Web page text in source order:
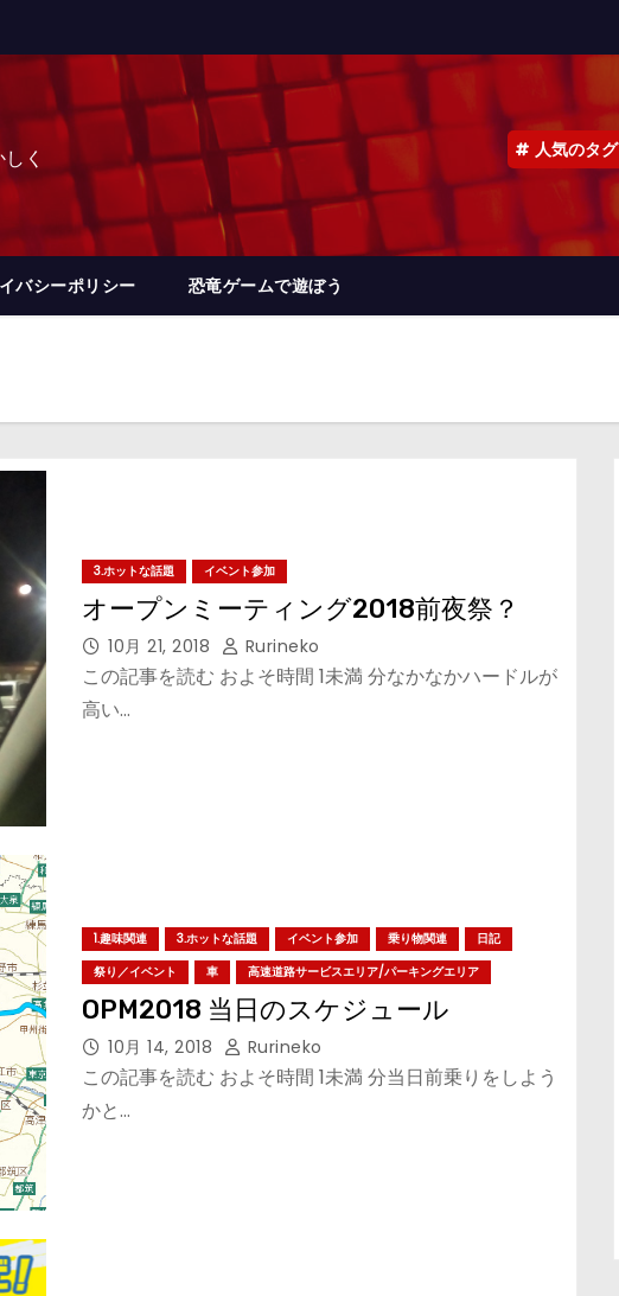
く
人気のタグ
バシーポリシー 恐竜ゲームで遊ぼう
3.ホットな話題 イベント参加
オープンミーティング2018前夜祭？
10月 21, 2018 Rurineko
この記事を読む およそ時間 1未満 分なかなかハードルが
高い…
1.趣味関連 3.ホットな話題 イベント参加 乗り物関連
日記
祭り／イベント
車 高速道路サービスエリア/パーキングエリア
OPM2018 当日のスケジュール
10月 14, 2018 Rurineko
この記事を読む およそ時間 1未満 分当日前乗りをしよう
かと…